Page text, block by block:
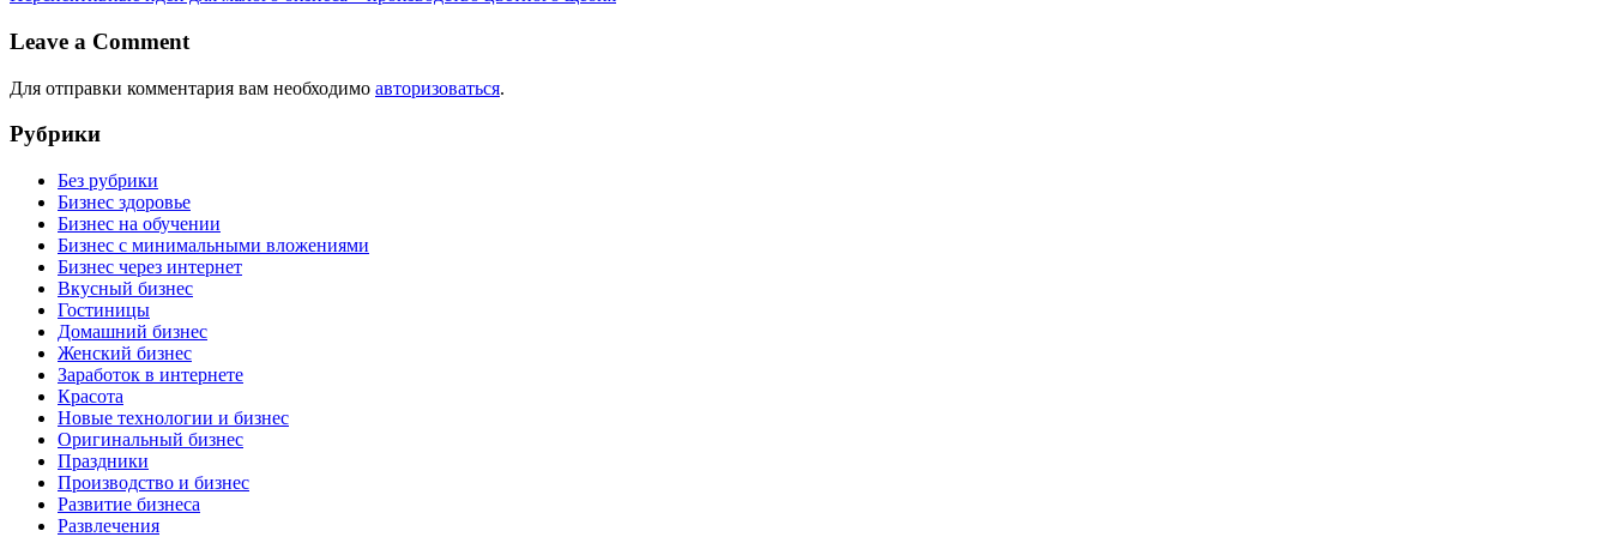
Leave a Comment
Для отправки комментария вам необходимо авторизоваться.
Рубрики
Без рубрики
Бизнес здоровье
Бизнес на обучении
Бизнес с минимальными вложениями
Бизнес через интернет
Вкусный бизнес
Гостиницы
Домашний бизнес
Женский бизнес
Заработок в интернете
Красота
Новые технологии и бизнес
Оригинальный бизнес
Праздники
Производство и бизнес
Развитие бизнеса
Развлечения